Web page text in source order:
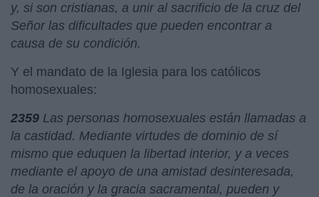
y, si son cristianas, a unir al sacrificio de la cruz del
Señor las dificultades que pueden encontrar a
causa de su condición.
Y el mandato de la Iglesia para los católicos
homosexuales:
2359 Las personas homosexuales están llamadas a
la castidad. Mediante virtudes de dominio de sí
mismo que eduquen la libertad interior, y a veces
mediante el apoyo de una amistad desinteresada,
de la oración y la gracia sacramental, pueden y